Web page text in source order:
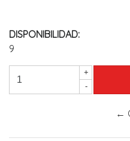
DISPONIBILIDAD:
9
+
-
←